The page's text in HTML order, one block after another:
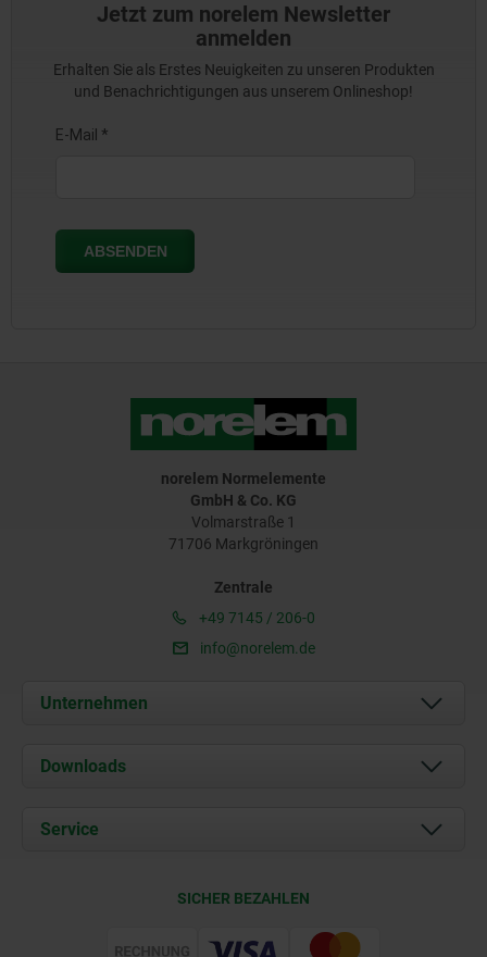
Jetzt zum norelem Newsletter
anmelden
Erhalten Sie als Erstes Neuigkeiten zu unseren Produkten
und Benachrichtigungen aus unserem Onlineshop!
norelem Normelemente
GmbH & Co. KG
Volmarstraße 1
71706 Markgröningen
Zentrale
+49 7145 / 206-0
info@norelem.de
Unternehmen
Über uns
Karriere
Downloads
Dokumente
Service
SICHER BEZAHLEN